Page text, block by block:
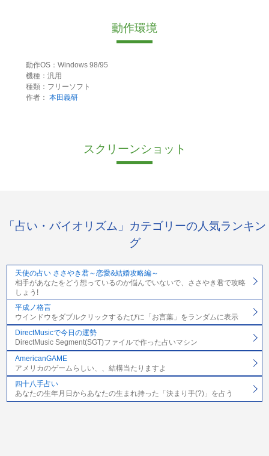
動作環境
動作OS：Windows 98/95
機種：汎用
種類：フリーソフト
作者： 本田義研
スクリーンショット
「占い・バイオリズム」カテゴリーの人気ランキン
グ
天使の占い ささやき君～恋愛&結婚攻略編～
相手があなたをどう想っているのか悩んでいないで、ささやき君で攻略
しょう!
平成ノ格言
ウインドウをダブルクリックするたびに「お言葉」をランダムに表示
DirectMusicで今日の運勢
DirectMusic Segment(SGT)ファイルで作った占いマシン
AmericanGAME
アメリカのゲームらしい、、結構当たりますよ
四十八手占い
あなたの生年月日からあなたの生まれ持った「決まり手(?)」を占う